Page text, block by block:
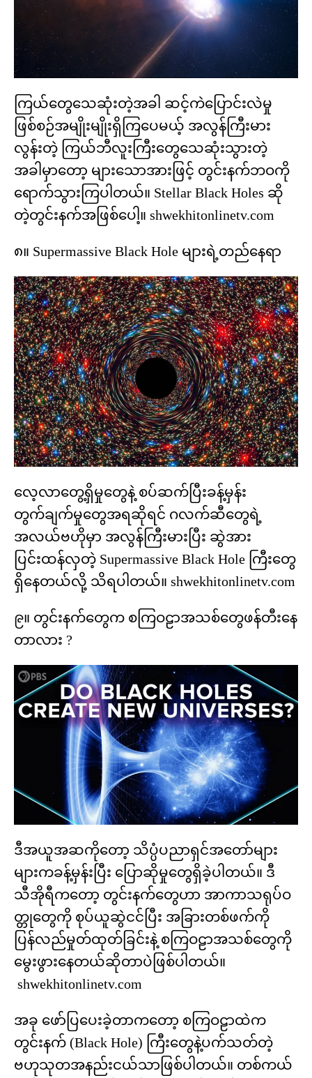
ကြယ်တွေသေဆုံးတဲ့အခါ ဆင့်ကဲပြောင်းလဲမှု
ဖြစ်စဉ်အမျိုးမျိုးရှိကြပေမယ့် အလွန်ကြီးမား
လွန်းတဲ့ ကြယ်ဘီလူးကြီးတွေသေဆုံးသွားတဲ့
အခါမှာတော့ များသောအားဖြင့် တွင်းနက်ဘဝကို
ရောက်သွားကြပါတယ်။ Stellar Black Holes ဆို
တဲ့တွင်းနက်အဖြစ်ပေါ့။ shwekhitonlinetv.com
၈။ Supermassive Black Hole များရဲ့တည်နေရာ
လေ့လာတွေ့ရှိမှုတွေနဲ့ စပ်ဆက်ပြီးခန့်မှန်း
တွက်ချက်မှုတွေအရဆိုရင် ဂလက်ဆီတွေရဲ့
အလယ်ဗဟိုမှာ အလွန်ကြီးမားပြီး ဆွဲအား
ပြင်းထန်လှတဲ့ Supermassive Black Hole ကြီးတွေ
ရှိနေတယ်လို့ သိရပါတယ်။ shwekhitonlinetv.com
၉။ တွင်းနက်တွေက စကြဝဠာအသစ်တွေဖန်တီးနေ
တာလား ?
ဒီအယူအဆကိုတော့ သိပ္ပံပညာရှင်အတော်များ
များကခန့်မှန်းပြီး ပြောဆိုမှုတွေရှိခဲ့ပါတယ်။ ဒီ
သီအိုရီကတော့ တွင်းနက်တွေဟာ အာကာသရုပ်ဝ
တ္တုတွေကို စုပ်ယူဆွဲငင်ပြီး အခြားတစ်ဖက်ကို
ပြန်လည်မှုတ်ထုတ်ခြင်းနဲ့ စကြဝဠာအသစ်တွေကို
မွေးဖွားနေတယ်ဆိုတာပဲဖြစ်ပါတယ်။
shwekhitonlinetv.com
အခု ဖော်ပြပေးခဲ့တာကတော့ စကြဝဠာထဲက
တွင်းနက် (Black Hole) ကြီးတွေနဲ့ပက်သတ်တဲ့
ဗဟုသုတအနည်းငယ်သာဖြစ်ပါတယ်။ တစ်ကယ်